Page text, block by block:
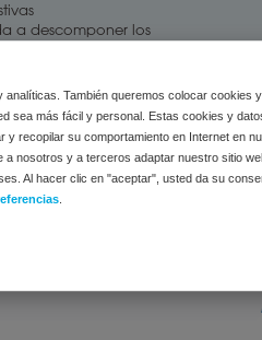
analíticas. También queremos colocar cookies
sea más fácil y personal. Estas cookies y
recopilar su comportamiento en Internet en
a nosotros y a terceros adaptar nuestro sitio
Al hacer clic en "aceptar", usted da su
a descomponer los
se encuentran
en productos
frutas, verduras, trigo, soja
el riesgo de formación de
1
a la cesta